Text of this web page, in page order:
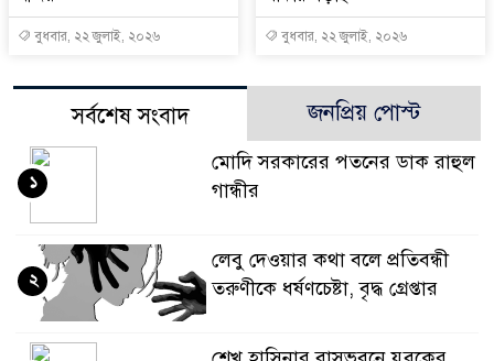
বুধবার, ২২ জুলাই, ২০২৬ বুধবার, ২২ জুলাই, ২০২৬
সর্বশেষ সংবাদ জনপ্রিয় পোস্ট
মোদি সরকারের পতনের ডাক রাহুল
গান্ধীর
১
লেবু দেওয়ার কথা বলে প্রতিবন্ধী
তরুণীকে ধর্ষণচেষ্টা, বৃদ্ধ গ্রেপ্তার
২